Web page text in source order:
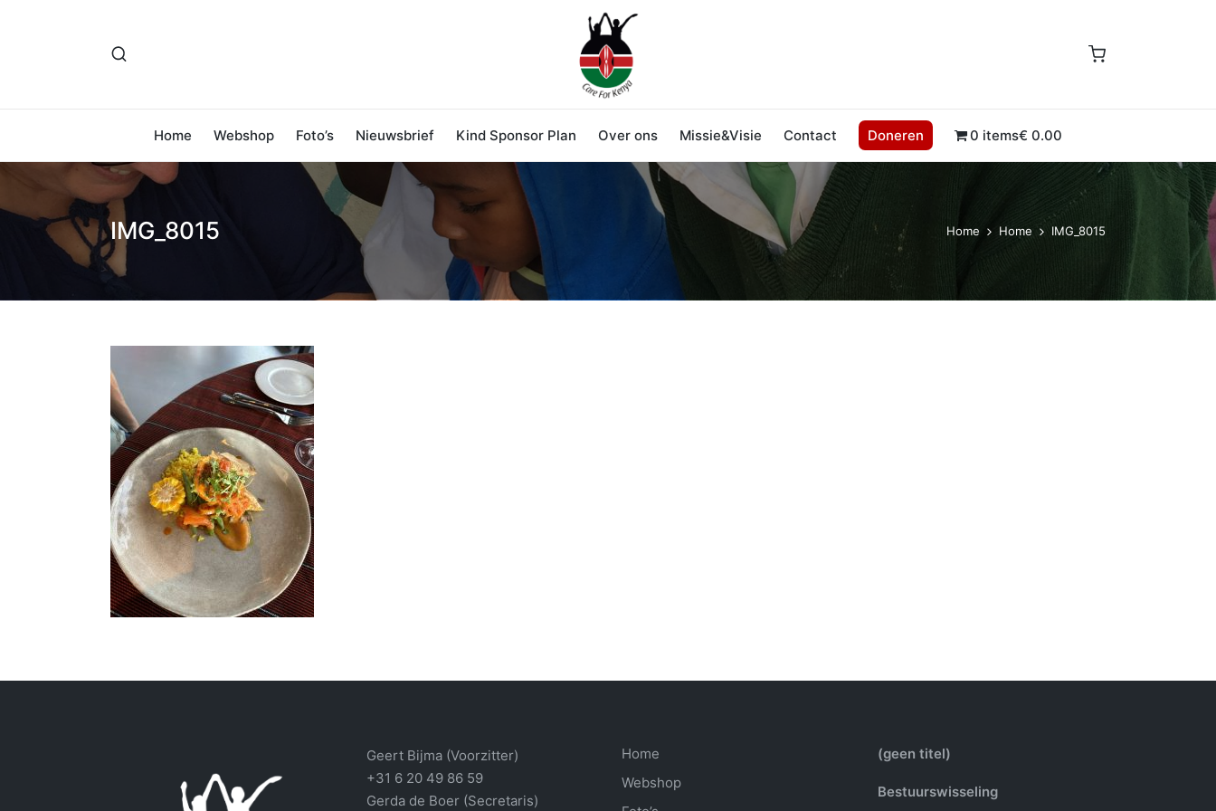
Home Webshop Foto’s Nieuwsbrief Kind Sponsor Plan Over ons Missie&Visie Contact Doneren 0 items€ 0.00
IMG_8015 Home Home IMG_8015
Geert Bijma (Voorzitter)
+31 6 20 49 86 59
Gerda de Boer (Secretaris)
Home
Webshop
(geen titel)
Bestuurswisseling